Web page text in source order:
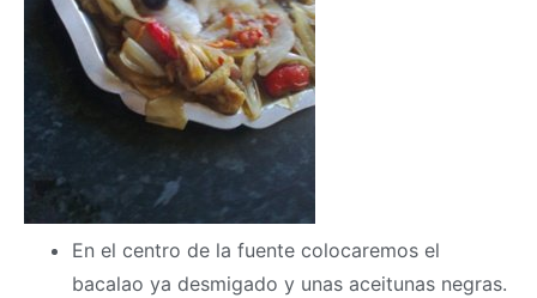
En el centro de la fuente colocaremos el
bacalao ya desmigado y unas aceitunas negras.